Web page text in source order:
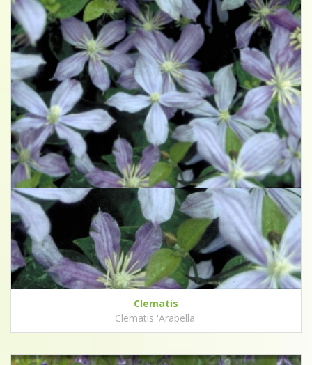
Clematis
Clematis 'Arabella'